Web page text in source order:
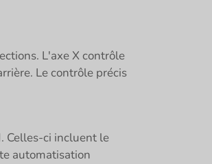
L'axe X contrôle
Le contrôle précis
Celles-ci incluent le
automatisation